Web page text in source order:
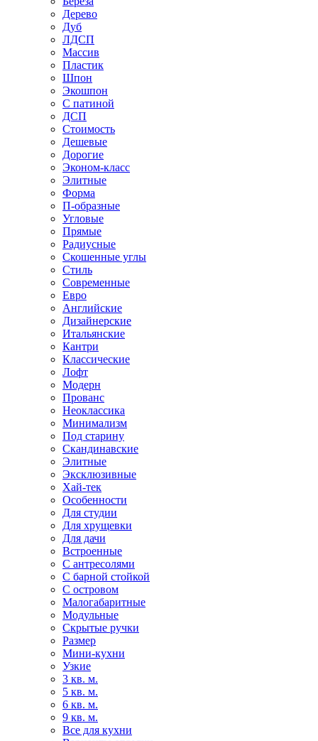
Дерево
Дуб
ЛДСП
Массив
Пластик
Шпон
Экошпон
С патиной
ДСП
Стоимость
Дешевые
Дорогие
Эконом-класс
Элитные
Форма
П-образные
Угловые
Прямые
Радиусные
Скошенные углы
Стиль
Современные
Евро
Английские
Дизайнерские
Итальянские
Кантри
Классические
Лофт
Модерн
Прованс
Неоклассика
Минимализм
Под старину
Скандинавские
Элитные
Эксклюзивные
Хай-тек
Особенности
Для студии
Для хрущевки
Для дачи
Встроенные
С антресолями
С барной стойкой
С островом
Малогабаритные
Модульные
Скрытые ручки
Размер
Мини-кухни
Узкие
3 кв. м.
5 кв. м.
6 кв. м.
9 кв. м.
Все для кухни